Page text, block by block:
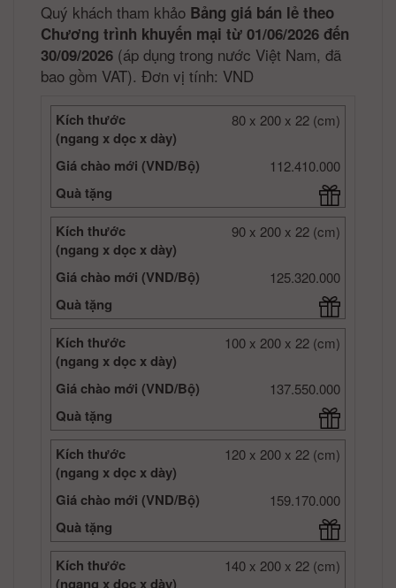
Quý khách tham khảo Bảng giá bán lẻ theo
Chương trình khuyến mại từ 01/06/2026 đến
30/09/2026 (áp dụng trong nước Việt Nam, đã
bao gồm VAT). Đơn vị tính: VND
80 x 200 x 22 (cm)
Kích thước
(ngang x dọc x dày)
112.410.000
Giá chào mới (VND/Bộ)
Quà tặng
90 x 200 x 22 (cm)
Kích thước
(ngang x dọc x dày)
125.320.000
Giá chào mới (VND/Bộ)
Quà tặng
100 x 200 x 22 (cm)
Kích thước
(ngang x dọc x dày)
137.550.000
Giá chào mới (VND/Bộ)
Quà tặng
120 x 200 x 22 (cm)
Kích thước
(ngang x dọc x dày)
159.170.000
Giá chào mới (VND/Bộ)
Quà tặng
140 x 200 x 22 (cm)
Kích thước
(ngang x dọc x dày)